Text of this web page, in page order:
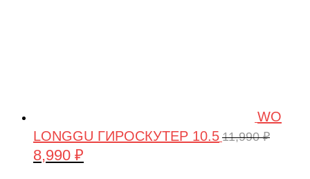
WO
LONGGU ГИРОСКУТЕР 10.5 11,990₽
Первоначальная
8,990 ₽